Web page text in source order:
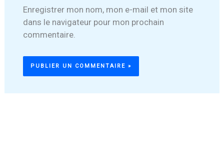
Enregistrer mon nom, mon e-mail et mon site
dans le navigateur pour mon prochain
commentaire.